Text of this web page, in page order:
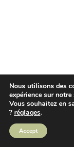
Nous utilisons des
expérience sur notre
Vous souhaitez en
? réglages.
Accept